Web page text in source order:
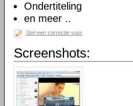
Ondertiteling
en meer ..
Stel een correctie voor
Screenshots: